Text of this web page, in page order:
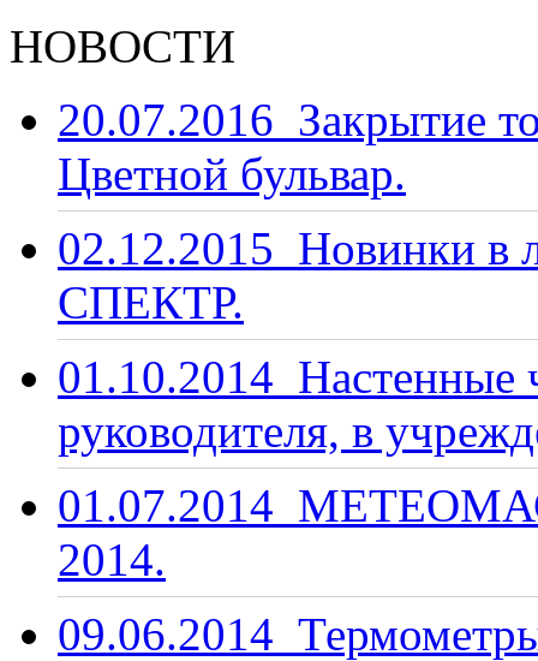
НОВОСТИ
20.07.2016 Закрытие
Цветной бульвар.
02.12.2015 Новинки в
СПЕКТР.
01.10.2014 Настенные
руководителя, в
01.07.2014
2014.
09.06.2014